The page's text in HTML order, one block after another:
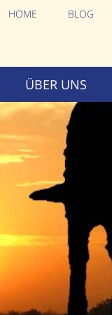
HOME BLOG
ÜBER UNS